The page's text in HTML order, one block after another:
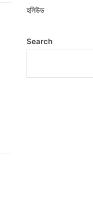
হলিউড
Search